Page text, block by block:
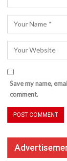
Save my name,
comment.